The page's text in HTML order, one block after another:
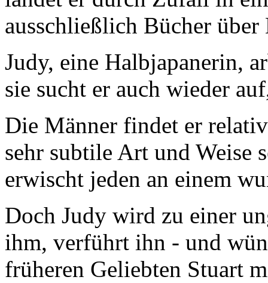
ausschließlich Bücher
Judy, eine Halbjapanerin,
sie sucht er auch wieder
Die Männer findet er
sehr subtile Art und Weise
erwischt jeden an einem
Doch Judy wird zu einer
ihm, verführt ihn - und
früheren Geliebten Stuart